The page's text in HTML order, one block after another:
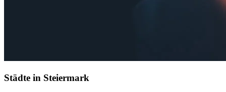
Städte in Steiermark